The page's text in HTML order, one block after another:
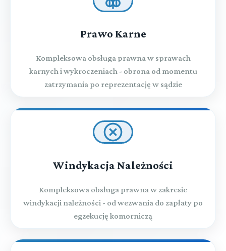
Prawo Karne
Kompleksowa obsługa prawna w sprawach
karnych i wykroczeniach - obrona od momentu
zatrzymania po reprezentację w sądzie
Windykacja Należności
Kompleksowa obsługa prawna w zakresie
windykacji należności - od wezwania do zapłaty po
egzekucję komorniczą